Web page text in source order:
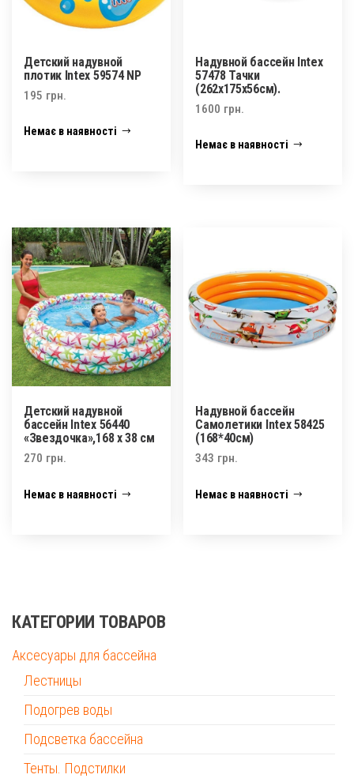
Детский надувной
плотик Intex 59574 NP
195 грн.
Немає в наявності
Надувной бассейн Intex
57478 Тачки
(262х175х56см).
1600 грн.
Немає в наявності
Детский надувной
бассейн Intex 56440
«Звездочка»,168 х 38 см
270 грн.
Немає в наявності
Надувной бассейн
Самолетики Intex 58425
(168*40см)
343 грн.
Немає в наявності
КАТЕГОРИИ ТОВАРОВ
Аксесуары для бассейна
Лестницы
Подогрев воды
Подсветка бассейна
Тенты. Подстилки